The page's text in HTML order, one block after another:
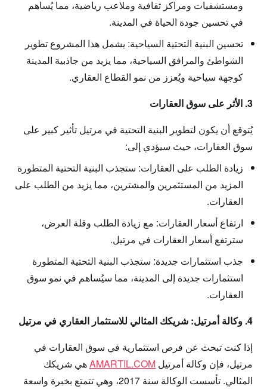
ومستشفيات ومراكز ثقافية وملاعب رياضية، مما يُساهم
في تحسين جودة الحياة في المدينة.
تحسين البنية التحتية السياحية: يشمل هذا المشروع تطوير
الشواطئ والمرافق السياحية، مما يزيد من جاذبية المدينة
كوجهة سياحية ويُعزز من نمو القطاع العقاري.
3. الأثر على سوق العقارات
يُتوقع أن يكون لتطوير البنية التحتية في مرتيل تأثير كبير على
سوق العقارات، حيث سيؤدي إلى:
زيادة الطلب على العقارات: ستجذب البنية التحتية المتطورة
المزيد من المستثمرين والمشترين، مما يزيد من الطلب على
العقارات.
ارتفاع أسعار العقارات: مع زيادة الطلب وقلة العرض،
سترتفع أسعار العقارات في مرتيل.
جذب استثمارات جديدة: ستجذب البنية التحتية المتطورة
استثمارات جديدة إلى المدينة، مما سيُساهم في نمو سوق
العقارات.
4. وكالة أمرتيل: شريكك المثالي للاستثمار العقاري في مرتيل
إذا كنت تبحث عن فرص استثمارية في سوق العقارات في
مرتيل، فإن وكالة أمرتيل AMARTIL.COMهي شريكك
المثالي. تأسست الوكالة سنة 2017، وهي تتمتع بخبرة واسعة